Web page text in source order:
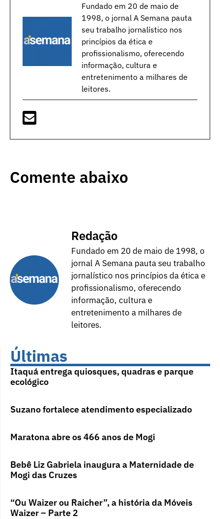
Fundado em 20 de maio de
1998, o jornal A Semana pauta
seu trabalho jornalístico nos
princípios da ética e
profissionalismo, oferecendo
informação, cultura e
entretenimento a milhares de
leitores.
Comente abaixo
Redação
Fundado em 20 de maio de 1998, o
jornal A Semana pauta seu trabalho
jornalístico nos princípios da ética e
profissionalismo, oferecendo
informação, cultura e
entretenimento a milhares de
leitores.
Últimas
Itaquá entrega quiosques, quadras e parque
ecológico
Suzano fortalece atendimento especializado
Maratona abre os 466 anos de Mogi
Bebê Liz Gabriela inaugura a Maternidade de
Mogi das Cruzes
“Ou Waizer ou Raicher”, a história da Móveis
Waizer – Parte 2